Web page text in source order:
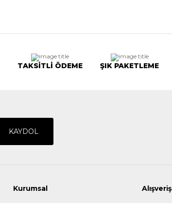
TAKSİTLİ ÖDEME ŞIK PAKETLEME
KAYDOL
Kurumsal Alışveriş